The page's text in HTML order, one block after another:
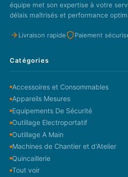
équipe met son expertise à votre
délais maîtrisés et performance
Livraison rapide Paiement
Catégories
Accessoires et Consommables
Appareils Mesures
Equipements De Sécurité
Outillage Electroportatif
Outillage A Main
Machines de Chantier et d'Atelier
Quincaillerie
Tout voir